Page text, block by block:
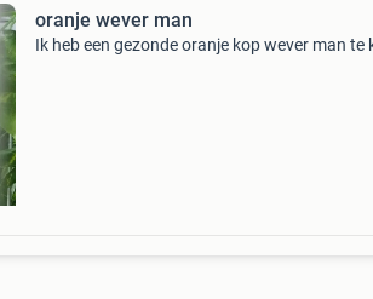
oranje wever man
Ik heb een gezonde oranje kop wever man te